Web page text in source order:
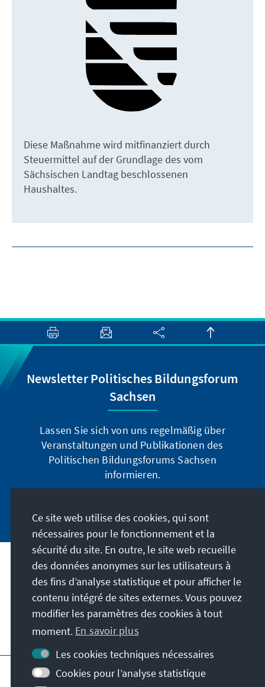
Diese Maßnahme wird mitfinanziert durch
Steuermittel auf der Grundlage des vom
Sächsischen Landtag beschlossenen
Haushaltes.
Newsletter Politisches Bildungsforum
Sachsen
Lassen Sie sich von uns regelmäßig über
Veranstaltungen und Publikationen des
Politischen Bildungsforums Sachsen
informieren.
Adresse
Contact
Visitez aussi
Page principale de la KAS
Impressum
Protection des données
Ce site web utilise des cookies, qui sont
nécessaires pour le fonctionnement et la
sécurité du site. En outre, le site web recueille
des données anonymes sur les utilisateurs à
des fins d’analyse statistique et pour afficher le
contenu intégré de sites externes. Vous pouvez
modifier les paramètres des cookies à tout
moment. En savoir plus
Les cookies techniques nécessaires
Cookies pour l’analyse statistique